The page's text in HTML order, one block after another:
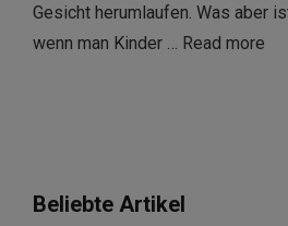
Gesicht herumlaufen. Was aber
wenn man Kinder … Read more
Beliebte Artikel